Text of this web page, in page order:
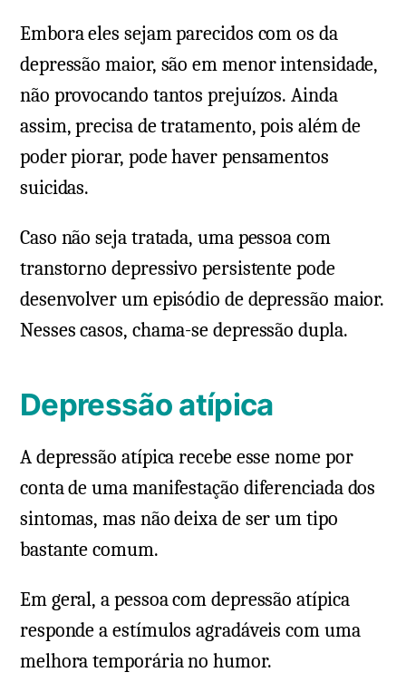
Embora eles sejam parecidos com os da
depressão maior, são em menor intensidade,
não provocando tantos prejuízos. Ainda
assim, precisa de tratamento, pois além de
poder piorar, pode haver pensamentos
suicidas.
Caso não seja tratada, uma pessoa com
transtorno depressivo persistente pode
desenvolver um episódio de depressão maior.
Nesses casos, chama-se depressão dupla.
Depressão atípica
A depressão atípica recebe esse nome por
conta de uma manifestação diferenciada dos
sintomas, mas não deixa de ser um tipo
bastante comum.
Em geral, a pessoa com depressão atípica
responde a estímulos agradáveis com uma
melhora temporária no humor.